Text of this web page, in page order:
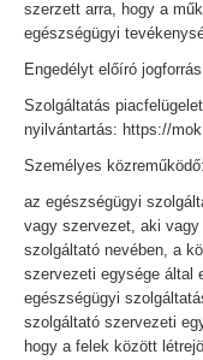
szerzett arra, hogy a
egészségügyi
Engedélyt előíró
Szolgáltatás
nyilvántartás: https://
Személyes közreműködő:
az egészségügyi
vagy szervezet, aki
szolgáltató nevében, a
szervezeti egysége által
egészségügyi
szolgáltató szervezeti
hogy a felek között